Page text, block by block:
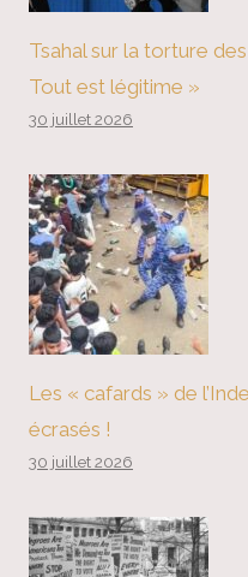
Tsahal sur la torture
Tout est légitime »
30 juillet 2026
Les « cafards » de
écrasés !
30 juillet 2026